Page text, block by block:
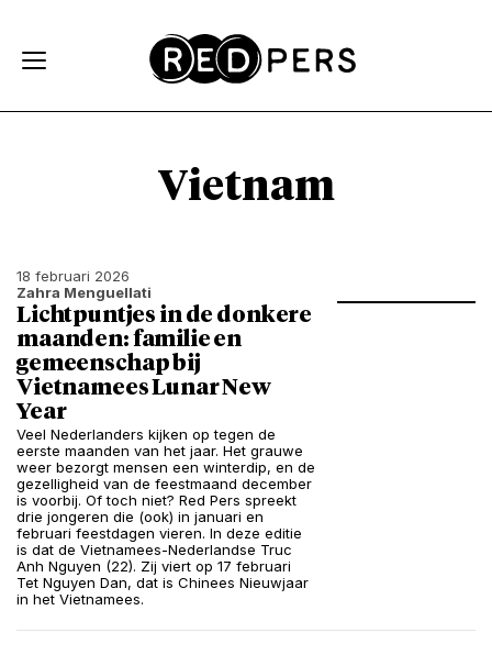
Vietnam
18 februari 2026
Zahra Menguellati
Lichtpuntjes in de donkere
maanden: familie en
gemeenschap bij
Vietnamees Lunar New
Year
Veel Nederlanders kijken op tegen de
eerste maanden van het jaar. Het grauwe
weer bezorgt mensen een winterdip, en de
gezelligheid van de feestmaand december
is voorbij. Of toch niet? Red Pers spreekt
drie jongeren die (ook) in januari en
februari feestdagen vieren. In deze editie
is dat de Vietnamees-Nederlandse Truc
Anh Nguyen (22). Zij viert op 17 februari
Tet Nguyen Dan, dat is Chinees Nieuwjaar
in het Vietnamees.